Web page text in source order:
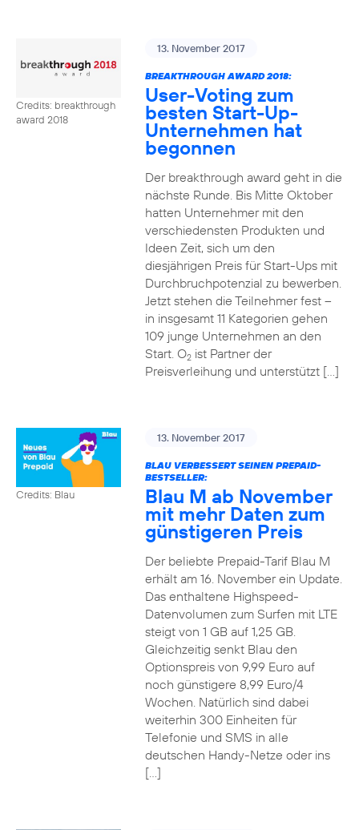
Credits: breakthrough
award 2018
13. November 2017
BREAKTHROUGH AWARD 2018:
User-Voting zum
besten Start-Up-
Unternehmen hat
begonnen
Der breakthrough award geht in die
nächste Runde. Bis Mitte Oktober
hatten Unternehmer mit den
verschiedensten Produkten und
Ideen Zeit, sich um den
diesjährigen Preis für Start-Ups mit
Durchbruchpotenzial zu bewerben.
Jetzt stehen die Teilnehmer fest –
in insgesamt 11 Kategorien gehen
109 junge Unternehmen an den
Start. O2ist Partner der
Preisverleihung und unterstützt […]
Credits: Blau
13. November 2017
BLAU VERBESSERT SEINEN PREPAID-
BESTSELLER:
Blau M ab November
mit mehr Daten zum
günstigeren Preis
Der beliebte Prepaid-Tarif Blau M
erhält am 16. November ein Update.
Das enthaltene Highspeed-
Datenvolumen zum Surfen mit LTE
steigt von 1 GB auf 1,25 GB.
Gleichzeitig senkt Blau den
Optionspreis von 9,99 Euro auf
noch günstigere 8,99 Euro/4
Wochen. Natürlich sind dabei
weiterhin 300 Einheiten für
Telefonie und SMS in alle
deutschen Handy-Netze oder ins
[…]